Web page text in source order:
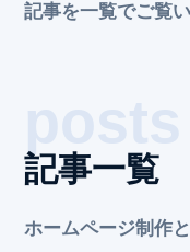
記事を一覧でご覧
記事一覧
ホームページ制作